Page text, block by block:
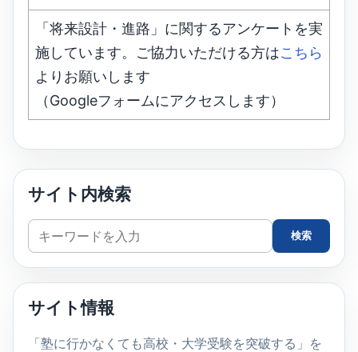
「将来設計・進路」に関するアンケートを実
施しています。ご協力いただける方はこちら
よりお願いします
（Googleフォームにアクセスします）
サイト内検索
サ
イ
ト
検
索
検索
サイト情報
「塾に行かなくても高校・大学受験を突破する」を